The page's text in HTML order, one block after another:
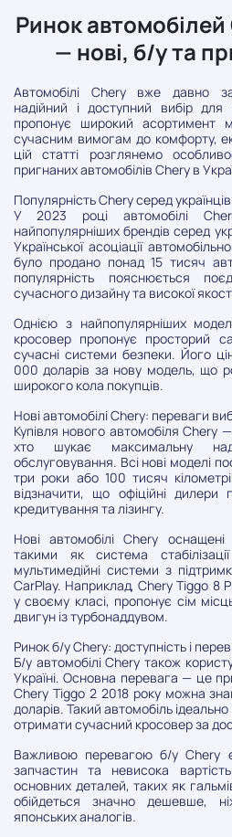
• Багажные рейлинги на крыше
• Задний спойлер
Автосалон "Павлоград-Авто".
Ринок автомобілей
— нові, б/у та
Автомобілі Chery вже давно
надійний і доступний вибір для
пропонує широкий асортимент
сучасним вимогам до комфорту,
цій статті розглянемо
пригнаних автомобілів Chery в
Популярність Chery серед українців
У 2023 році автомобілі
найпопулярніших брендів серед
Української асоціації
було продано понад 15 тисяч
популярність пояснюється
сучасного дизайну та високої
Однією з найпопулярніших
кросовер пропонує просторий
сучасні системи безпеки. Його
000 доларів за нову модель, що
широкого кола покупців.
Нові автомобілі Chery: переваги
Купівля нового автомобіля Chery
хто шукає максимальну
обслуговування. Всі нові моделі
три роки або 100 тисяч
відзначити, що офіційні дилери
кредитування та лізингу.
Нові автомобілі Chery
такими як система
мультимедійні системи з
CarPlay. Наприклад, Chery Tiggo 8
у своєму класі, пропонує сім
двигун із турбонаддувом.
Ринок б/у Chery: доступність і
Б/у автомобілі Chery також
Україні. Основна перевага — це
Chery Tiggo 2 2018 року можна
доларів. Такий автомобіль
отримати сучасний кросовер за
Важливою перевагою б/у Chery
запчастин та невисока
основних деталей, таких як
обійдеться значно дешевше,
японських аналогів.